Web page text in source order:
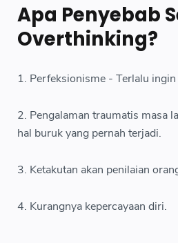
Apa Penyebab
Overthinking?
1. Perfeksionisme - Terlalu
2. Pengalaman traumatis masa
hal buruk yang pernah terjadi.
3. Ketakutan akan penilaian
4. Kurangnya kepercayaan diri.